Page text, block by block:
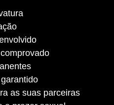
as suas parceiras